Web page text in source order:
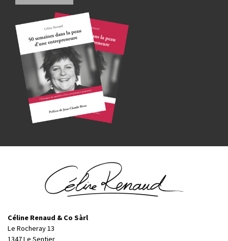
Céline Renaud & Co Sàrl
Le Rocheray 13
1347 Le Sentier